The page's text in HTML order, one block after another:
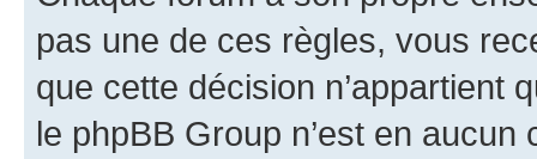
pas une de ces règles, vous
que cette décision n’appartient
le phpBB Group n’est en